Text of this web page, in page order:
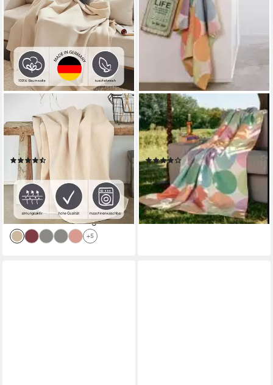
Wohndecke Wohndecke
Lausanne, in schlichtem
Melange-Look
ab 29,99 €
lieferbar - in 4-5 Werktagen bei dir
+5
IBENA
Wohndecke Jacquard
Venedig, aus zertifizierter Bio-
Baumwolle, Kuscheldecke
(11)
52,49 € UVP 69,99 €
-25%
lieferbar - in 4-5 Werktagen bei dir